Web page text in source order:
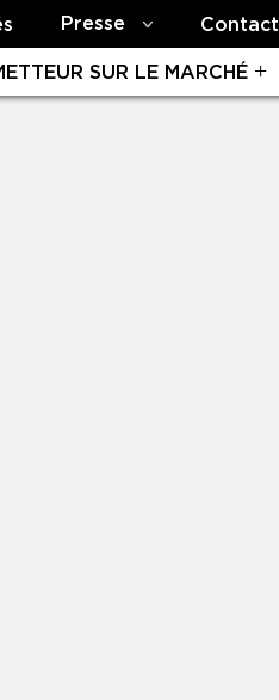
Presse Contact
SUR LE MARCHÉ